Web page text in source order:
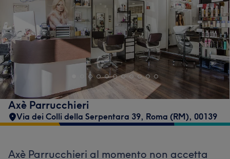
Axè Parrucchieri
Via dei Colli della Serpentara 39, Roma (RM), 00139
Axè Parrucchieri al momento non accetta